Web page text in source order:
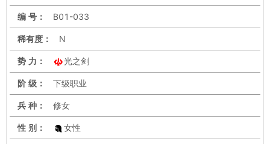
编 号： B01-033
稀有度： N
势 力： 光之剑
阶 级： 下级职业
兵 种： 修女
性 别： 女性